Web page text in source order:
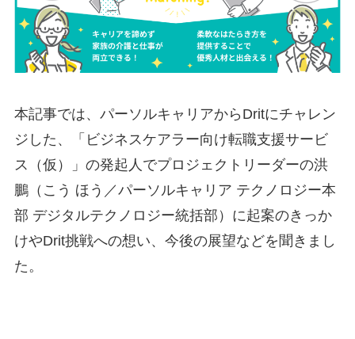
本記事では、パーソルキャリアからDritにチャレン
ジした、「ビジネスケアラー向け転職支援サービ
ス（仮）」の発起人でプロジェクトリーダーの洪
鵬（こう ほう／パーソルキャリア テクノロジー本
部 デジタルテクノロジー統括部）に起案のきっか
けやDrit挑戦への想い、今後の展望などを聞きまし
た。